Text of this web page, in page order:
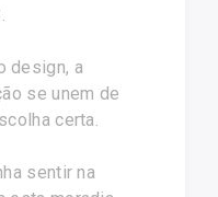
design, a
se unem de
certa.
sentir na